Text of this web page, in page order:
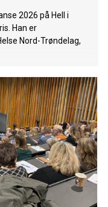
2026 på Hell i
Han er
Nord-Trøndelag,